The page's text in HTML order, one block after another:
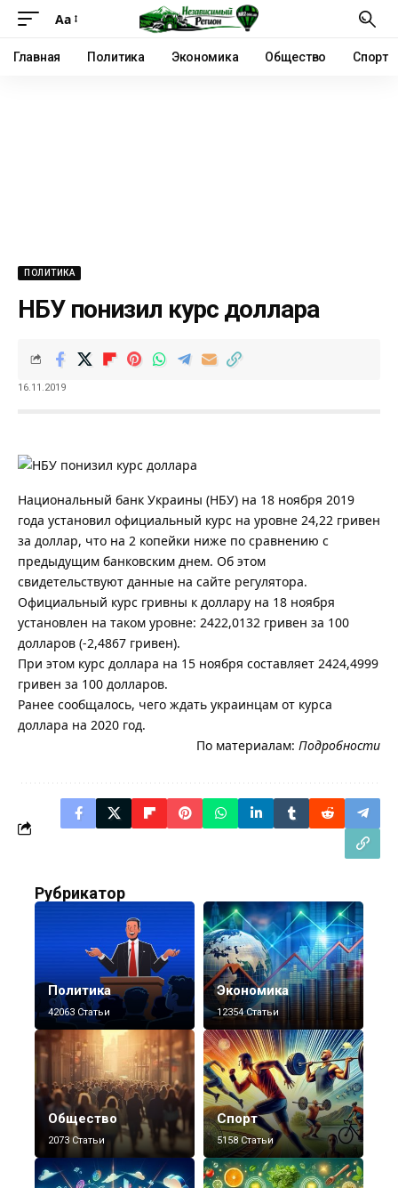
Аа
Главная Политика Экономика Общество Спорт
ПОЛИТИКА
НБУ понизил курс доллара
16.11.2019
Национальный банк Украины (НБУ) на 18 ноября 2019
года установил официальный курс на уровне 24,22 гривен
за доллар, что на 2 копейки ниже по сравнению с
предыдущим банковским днем. Об этом
свидетельствуют данные на сайте регулятора.
Официальный курс гривны к доллару на 18 ноября
установлен на таком уровне: 2422,0132 гривен за 100
долларов (-2,4867 гривен).
При этом курс доллара на 15 ноября составляет 2424,4999
гривен за 100 долларов.
Ранее сообщалось, чего ждать украинцам от курса
доллара на 2020 год.
По материалам: Подробности
Рубрикатор
Политика
42063 Статьи
Экономика
12354 Статьи
Общество
2073 Статьи
Спорт
5158 Статьи